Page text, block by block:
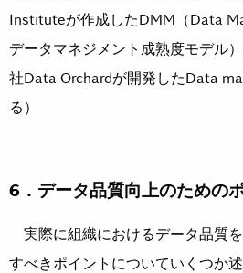
Instituteが作成したDMM（Data
データマネジメント成熟度モデル
社Data Orchardが開発したData
る）
6．データ品質向上のための
実際に組織におけるデータ品質
すべきポイントについていくつか述